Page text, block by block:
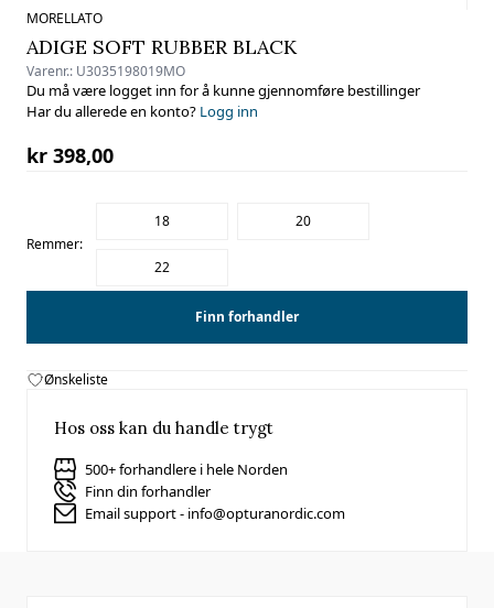
MORELLATO
ADIGE SOFT RUBBER BLACK
Varenr.: U3035198019MO
Du må være logget inn for å kunne gjennomføre bestillinger
Har du allerede en konto? Logg inn
kr 398,00
Remmer:
18 20
22
Finn forhandler
Ønskeliste
Hos oss kan du handle trygt
500+ forhandlere i hele Norden
Finn din forhandler
Email support - info@opturanordic.com